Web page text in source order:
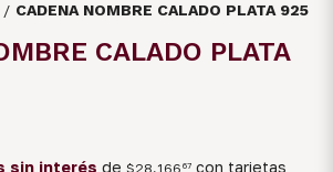
/ CADENA NOMBRE CALADO PLATA 925
CALADO PLATA
sin interés de $28.166 67con tarjetas